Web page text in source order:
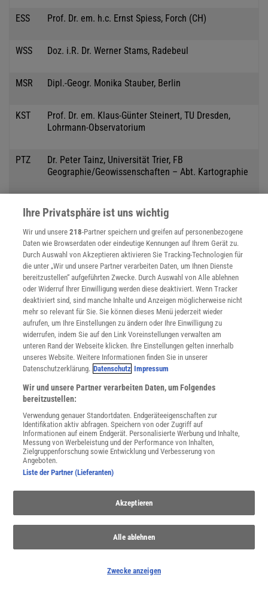
ESS Prof. Dr. em. h.c. Ernst Spiess, Forch (CH)
WSS Doz. i.R. Dr. Werner Stams, Radebeul
MSR Dipl.-Geogr. Monika Stauber, Berlin
KST
Prof. Dr. em. Klaus-Günter Steinert, TU Dresden,
Lohrmann-Observatorium
PTZ
Dr. Peter Tainz, Universität Trier, FB
Geographie/Geowissenschaften – Abt. Kartographie
VI/Physische Geographie
AUE
Dr. Anne-Dore Uthe, Institut für Stadtentwicklung und
Wohnen des Landes Brandenburg, Frankfurt/Oder
GVS Dr.-Ing. Georg Vickus, Hildesheim
WWR
Dipl.-Geogr. Wilfried Weber, Universität Trier, FB
Geographie/Geowissenschaften – Abt. Kartographie
IWT
Prof. Dr. Ingeborg Wilfert, TU Dresden, Institut für
Kartographie
HWL Dr. Hagen Will, Gießen
DWF Dipl.-Ing. Detlef Wolff, Leverkusen
SCHREIBEN SIE UNS!
Wenn Sie inhaltliche Anmerkungen zu diesem Artikel haben,
per E-Mail
informieren. Wir lesen Ihre
Ihre Privatsphäre ist uns wichtig
Wir und unsere218-Partner speichern und greifen auf personenbezogene
Daten wie Browserdaten oder eindeutige Kennungen auf Ihrem Gerät zu.
Durch Auswahl von Akzeptieren aktivieren Sie Tracking-Technologien für
die unter „Wir und unsere Partner verarbeiten Daten, um Ihnen Dienste
bereitzustellen“ aufgeführten Zwecke. Durch Auswahl von Alle ablehnen
oder Widerruf Ihrer Einwilligung werden diese deaktiviert. Wenn Tracker
deaktiviert sind, sind manche Inhalte und Anzeigen möglicherweise nicht
mehr so relevant für Sie. Sie können dieses Menü jederzeit wieder
aufrufen, um Ihre Einstellungen zu ändern oder Ihre Einwilligung zu
widerrufen, indem Sie auf den Link Voreinstellungen verwalten am
unteren Rand der Webseite klicken. Ihre Einstellungen gelten innerhalb
unseres Website. Weitere Informationen finden Sie in unserer
Datenschutzerklärung. Datenschutz Impressum
Wir und unsere Partner verarbeiten Daten, um Folgendes
bereitzustellen:
Verwendung genauer Standortdaten. Endgeräteeigenschaften zur
Identifikation aktiv abfragen. Speichern von oder Zugriff auf
Informationen auf einem Endgerät. Personalisierte Werbung und Inhalte,
Messung von Werbeleistung und der Performance von Inhalten,
Zielgruppenforschung sowie Entwicklung und Verbesserung von
Angeboten.
Liste der Partner (Lieferanten)
Akzeptieren
Alle ablehnen
Zwecke anzeigen